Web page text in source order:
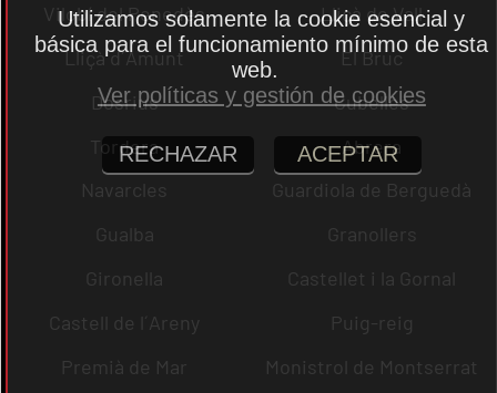
Vilobí del Penedès
Lliçà de Vall
Lliçà d´Amunt
El Bruc
Dosrius
Cubelles
Tordera
Abrera
Navarcles
Guardiola de Berguedà
Gualba
Granollers
Gironella
Castellet i la Gornal
Castell de l´Areny
Puig-reig
Premià de Mar
Monistrol de Montserrat
Utilizamos solamente la cookie esencial y
básica para el funcionamiento mínimo de esta
web.
Ver políticas y gestión de cookies
RECHAZAR ACEPTAR